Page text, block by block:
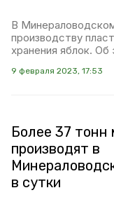
В
производству
хранения яблок.
9 февраля 2023, 17:53
Более 37 тонн
производят в
в сутки